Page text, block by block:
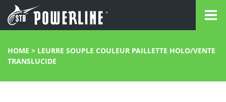
HOME > LEURRE SOUPLE COULEUR PAILLETTE HOLO/VENTE
TRANSLUCIDE